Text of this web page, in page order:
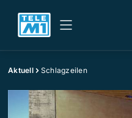
Aktuell Schlagzeilen